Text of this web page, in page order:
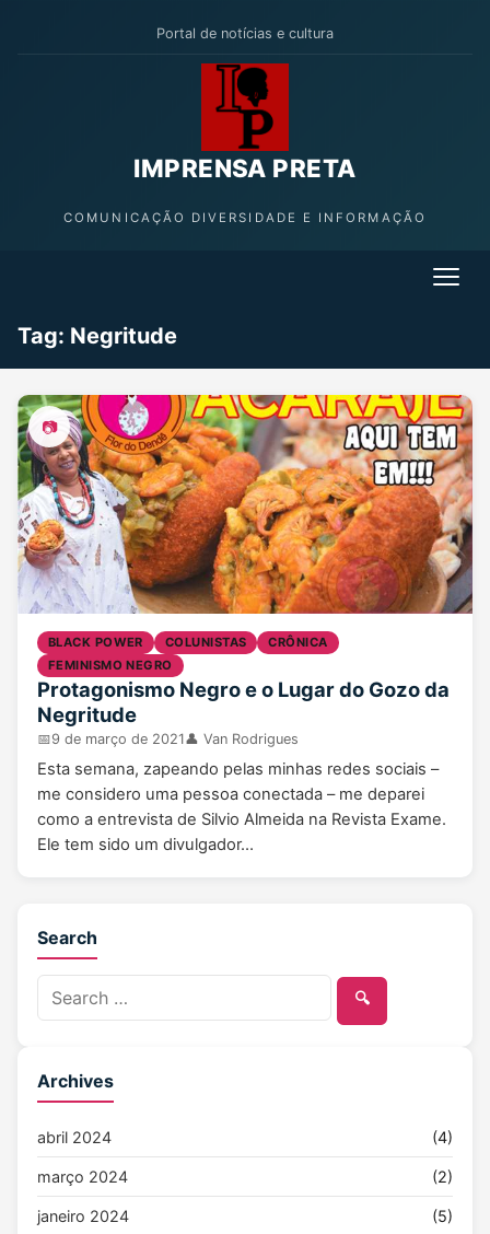
Portal de notícias e cultura
IMPRENSA PRETA
COMUNICAÇÃO DIVERSIDADE E INFORMAÇÃO
Tag: Negritude
📷
BLACK POWER COLUNISTAS
CRÔNICA
FEMINISMO NEGRO
Protagonismo Negro e o Lugar do Gozo da
Negritude
📅9 de março de 2021👤 Van Rodrigues
Esta semana, zapeando pelas minhas redes sociais –
me considero uma pessoa conectada – me deparei
como a entrevista de Silvio Almeida na Revista Exame.
Ele tem sido um divulgador…
Search
🔍
Archives
abril 2024 (4)
março 2024 (2)
janeiro 2024 (5)